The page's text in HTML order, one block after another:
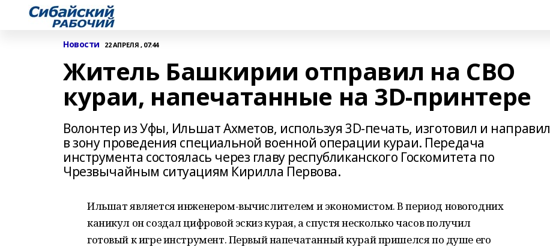
Новости 22 АПРЕЛЯ , 07:44
Житель Башкирии отправил на СВО
кураи, напечатанные на 3D-принтере
Волонтер из Уфы, Ильшат Ахметов, используя 3D-печать, изготовил и направил
в зону проведения специальной военной операции кураи. Передача
инструмента состоялась через главу республиканского Госкомитета по
Чрезвычайным ситуациям Кирилла Первова.
Ильшат является инженером-вычислителем и экономистом. В период новогодних
каникул он создал цифровой эскиз курая, а спустя несколько часов получил
готовый к игре инструмент. Первый напечатанный курай пришелся по душе его